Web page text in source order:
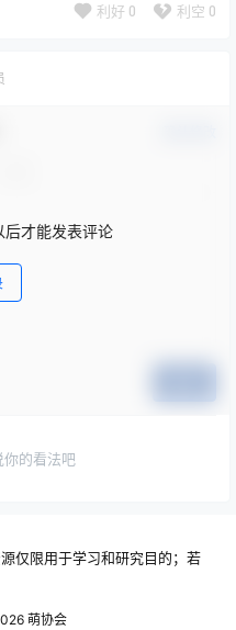
利好 0 利空 0
后才能发表评论
你的看法吧
仅限用于学习和研究目的；若
萌协会